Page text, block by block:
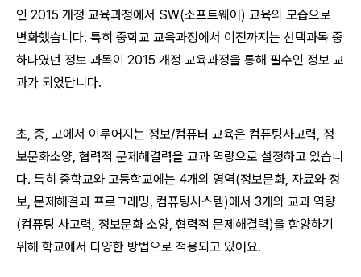
인 2015 개정 교육과정에서 SW(소프트웨어) 교육의 모습으로
변화했습니다. 특히 중학교 교육과정에서 이전까지는 선택과목 중
하나였던 정보 과목이 2015 개정 교육과정을 통해 필수인 정보 교
과가 되었답니다.
초, 중, 고에서 이루어지는 정보/컴퓨터 교육은 컴퓨팅사고력, 정
보문화소양, 협력적 문제해결력을 교과 역량으로 설정하고 있습니
다. 특히 중학교와 고등학교에는 4개의 영역(정보문화, 자료와 정
보, 문제해결과 프로그래밍, 컴퓨팅시스템)에서 3개의 교과 역량
(컴퓨팅 사고력, 정보문화 소양, 협력적 문제해결력)을 함양하기
위해 학교에서 다양한 방법으로 적용되고 있어요.